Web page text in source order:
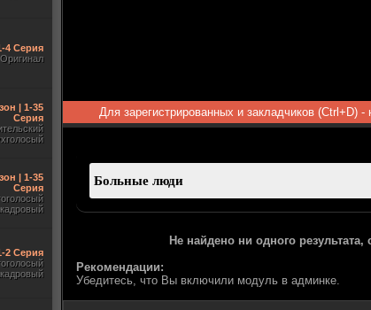
Для зарегистрированных и закладчиков (Ctrl+D)
Не найдено ни одного результата,
Рекомендации:
Убедитесь, что Вы включили модуль в админке.
4 Серия
Оригинал
| 1-35
Серия
| 1-35
Серия
2 Серия